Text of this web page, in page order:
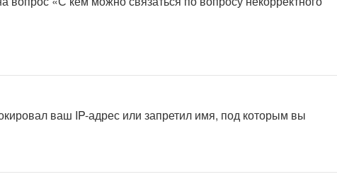
ваш IP-адрес или запретил имя, под которым вы